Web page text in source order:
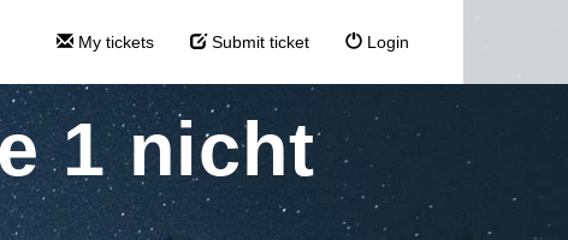
My tickets Submit ticket Login
1 nicht